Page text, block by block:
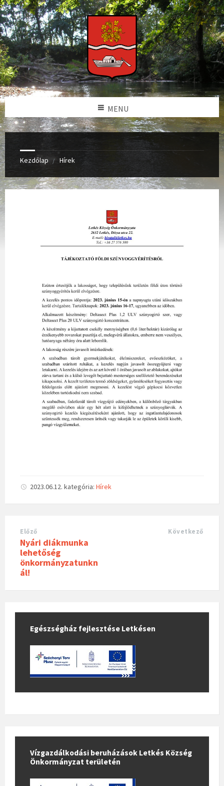
MENU
Kezdőlap Hírek
2023.06.12. kategória: Hírek
Előző
Nyári diákmunka
lehetőség
önkormányzatunkn
ál!
Következő
Egészségház fejlesztése Letkésen
Vízgazdálkodási beruházások Letkés Község
Önkormányzat területén